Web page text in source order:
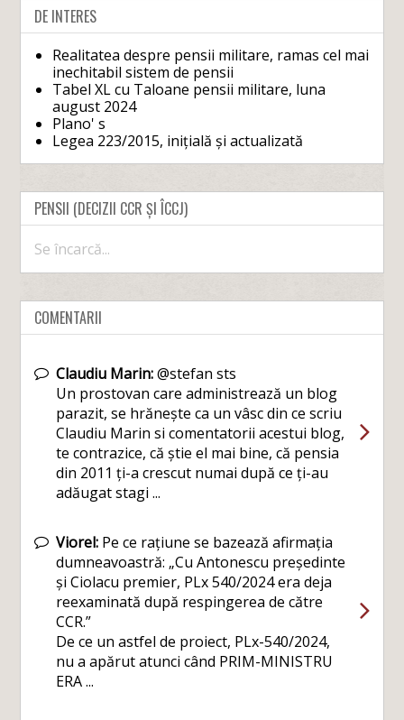
DE INTERES
Realitatea despre pensii militare, ramas cel mai
inechitabil sistem de pensii
Tabel XL cu Taloane pensii militare, luna
august 2024
Plano' s
Legea 223/2015, inițială și actualizată
PENSII (DECIZII CCR ȘI ÎCCJ)
Se încarcă...
COMENTARII
Claudiu Marin:@stefan sts
Un prostovan care administrează un blog
parazit, se hrănește ca un vâsc din ce scriu
Claudiu Marin si comentatorii acestui blog,
te contrazice, că știe el mai bine, că pensia
din 2011 ți-a crescut numai după ce ți-au
adăugat stagi ...
Viorel: Pe ce rațiune se bazează afirmația
dumneavoastră: „Cu Antonescu președinte
și Ciolacu premier, PLx 540/2024 era deja
reexaminată după respingerea de către
CCR.”
De ce un astfel de proiect, PLx-540/2024,
nu a apărut atunci când PRIM-MINISTRU
ERA ...